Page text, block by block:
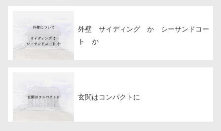
外壁 サイディング か シーサンドコー
ト か
玄関はコンパクトに